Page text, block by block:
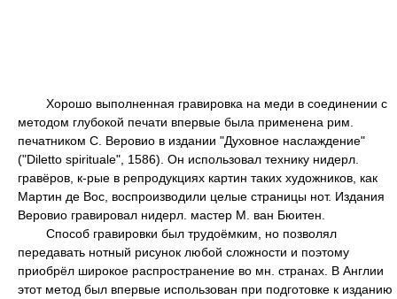
Хорошо выполненная гравировка на меди в соединении с
методом глубокой печати впервые была применена рим.
печатником С. Веровио в издании "Духовное наслаждение"
("Diletto spirituale", 1586). Он использовал технику нидерл.
гравёров, к-рые в репродукциях картин таких художников, как
Мартин де Вос, воспроизводили целые страницы нот. Издания
Веровио гравировал нидерл. мастер М. ван Бюитен.
Способ гравировки был трудоёмким, но позволял
передавать нотный рисунок любой сложности и поэтому
приобрёл широкое распространение во мн. странах. В Англии
этот метод был впервые использован при подготовке к изданию